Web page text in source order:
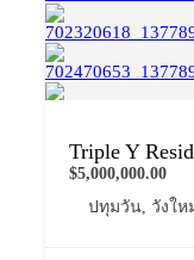
Triple Y
$5,000,000.00
ปทุมวัน วังให